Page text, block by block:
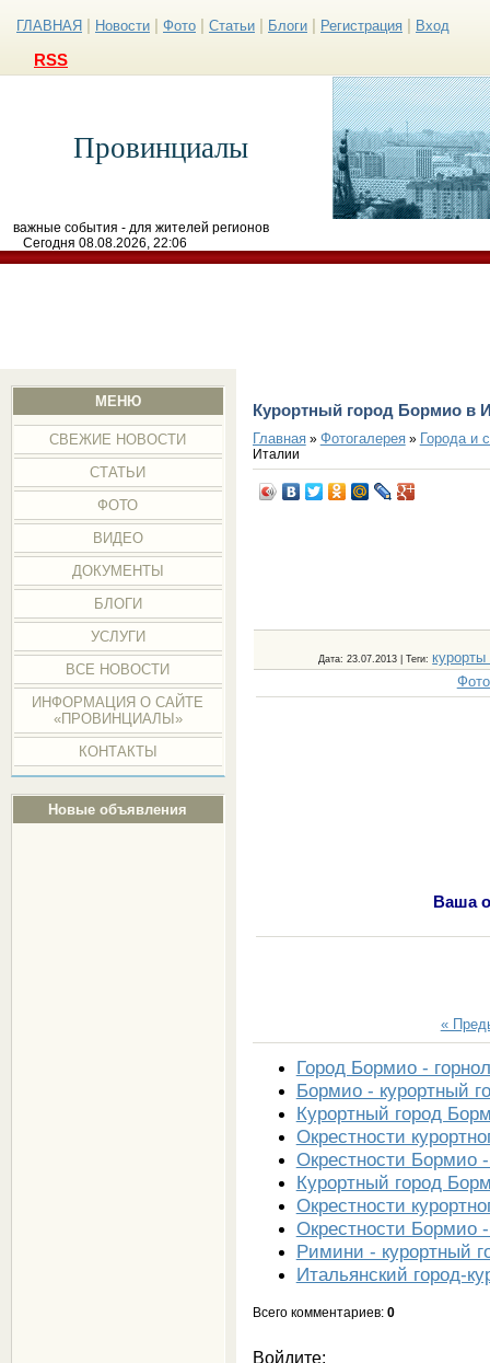
ГЛАВНАЯ Новости Фото Статьи Блоги Регистрация Вход
RSS
Провинциалы
важные события - для жителей регионов
Сегодня 08.08.2026, 22:06
МЕНЮ
СВЕЖИЕ НОВОСТИ
СТАТЬИ
ФОТО
ВИДЕО
ДОКУМЕНТЫ
БЛОГИ
УСЛУГИ
ВСЕ НОВОСТИ
ИНФОРМАЦИЯ О САЙТЕ
«ПРОВИНЦИАЛЫ»
КОНТАКТЫ
Новые объявления
Курортный город Бормио в
Главная» Фотогалерея» Города и
Италии
Дата: 23.07.2013 |Теги:
Ваша
«
Город Бормио -
Бормио - курортный
Курортный город
Окрестности
Окрестности Бормио
Курортный город
Окрестности
Окрестности Бормио
Римини - курортный
Итальянский город-
Всего комментариев: 0
Войдите: